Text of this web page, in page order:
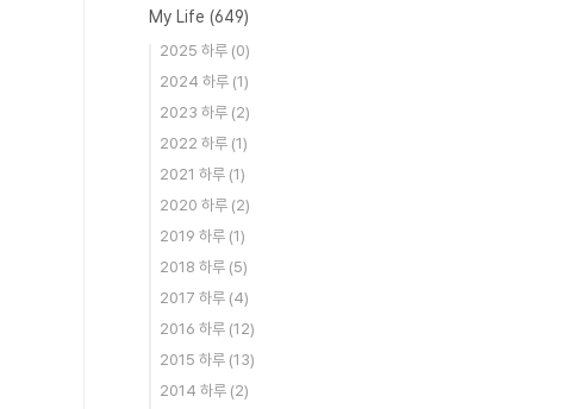
My Life (649)
2025 하루 (0)
2024 하루 (1)
2023 하루 (2)
2022 하루 (1)
2021 하루 (1)
2020 하루 (2)
2019 하루 (1)
2018 하루 (5)
2017 하루 (4)
2016 하루 (12)
2015 하루 (13)
2014 하루 (2)